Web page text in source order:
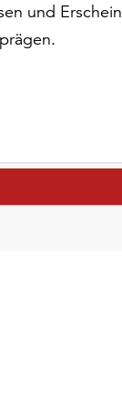
und